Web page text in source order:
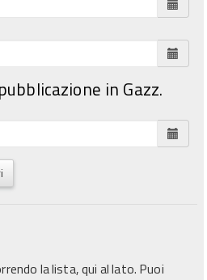
in Gazz.
la lista, qui al lato. Puoi